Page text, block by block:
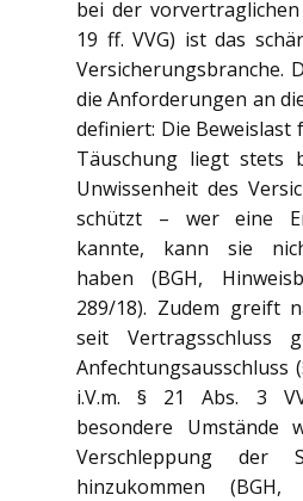
bei der
19 ff. VVG) ist das
Versicherungsbranche.
die Anforderungen an
definiert: Die
Täuschung liegt stets
Unwissenheit des
schützt – wer eine
kannte, kann sie
haben (BGH,
289/18). Zudem greift
seit Vertragsschluss
Anfechtungsausschluss
i.V.m. § 21 Abs. 3
besondere Umstände
Verschleppung der
hinzukommen (BGH,